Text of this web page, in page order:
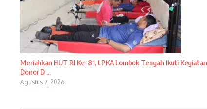
Meriahkan HUT RI Ke-81, LPKA Lombok Tengah Ikuti Kegiatan
Donor D ...
Agustus 7, 2026